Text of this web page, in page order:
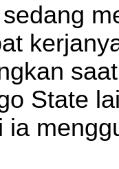
State
ia